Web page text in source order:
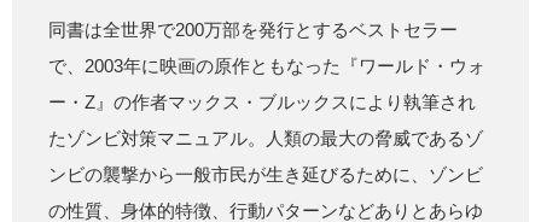
同書は全世界で200万部を発行とするベストセラー
で、2003年に映画の原作ともなった『ワールド・ウォ
ー・Z』の作者マックス・ブルックスにより執筆され
たゾンビ対策マニュアル。人類の最大の脅威であるゾ
ンビの襲撃から一般市民が生き延びるために、ゾンビ
の性質、身体的特徴、行動パターンなどありとあらゆ